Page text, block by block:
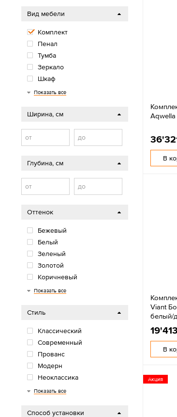
Aqwella
В
Viant
белый/
В
Акция
Вид мебели
Комплект
Пенал
Тумба
Зеркало
Шкаф
Столешница
Стеллаж
Полка
Консоль
Показать все
Ширина, см
от до
Глубина, см
от до
Оттенок
Бежевый
Белый
Зеленый
Золотой
Коричневый
Серебристый
Серый
Синий
Черный
Показать все
Стиль
Классический
Современный
Прованс
Модерн
Неоклассика
Ретро
Лофт
Показать все
Способ установки